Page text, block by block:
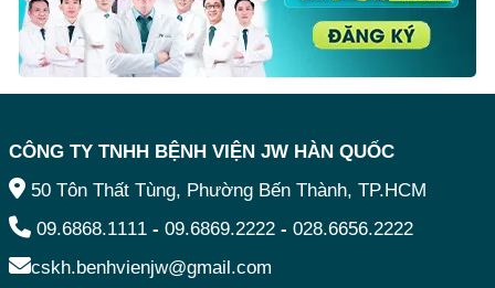
CÔNG TY TNHH BỆNH VIỆN JW HÀN QUỐC
50 Tôn Thất Tùng, Phường Bến Thành, TP.HCM
09.6868.1111 - 09.6869.2222 - 028.6656.2222
cskh.benhvienjw@gmail.com